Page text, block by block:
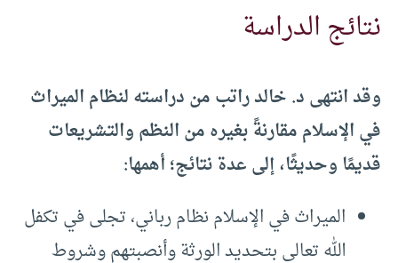
نتائج الدراسة
وقد انتهى د. خالد راتب من دراسته لنظام الميراث
في الإسلام مقارنةً بغيره من النظم والتشريعات
قديمًا وحديثًا، إلى عدة نتائج؛ أهمها:
الميراث في الإسلام نظام رباني، تجلى في تكفل
الله تعالى بتحديد الورثة وأنصبتهم وشروط